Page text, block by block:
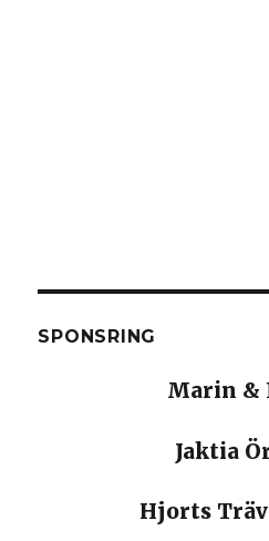
SPONSRING
Marin &
Jaktia
Hjorts